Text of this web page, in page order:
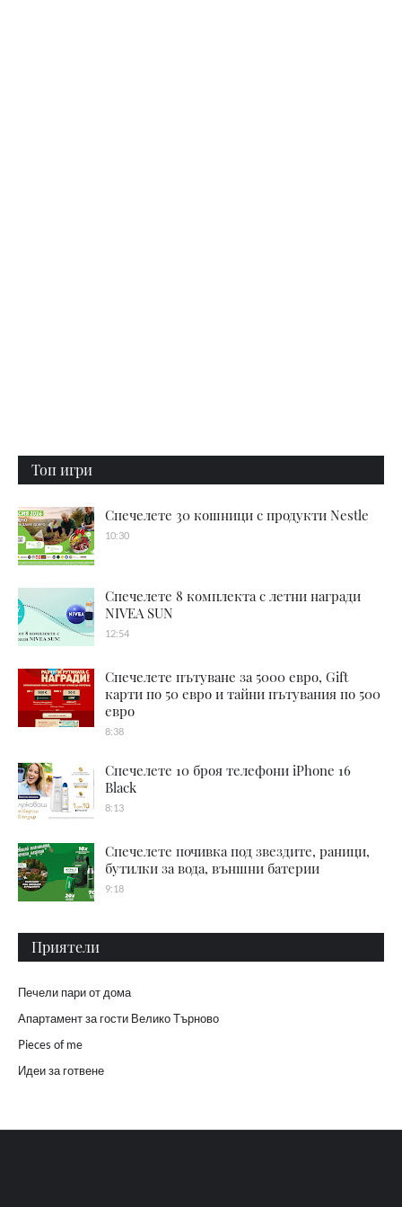
Топ игри
Спечелете 30 кошници с продукти Nestle
10:30
Спечелете 8 комплекта с летни награди
NIVEA SUN
12:54
Спечелете пътуване за 5000 евро, Gift
карти по 50 евро и тайни пътувания по 500
евро
8:38
Спечелете 10 броя телефони iPhone 16
Black
8:13
Спечелете почивка под звездите, раници,
бутилки за вода, външни батерии
9:18
Приятели
Печели пари от дома
Апартамент за гости Велико Търново
Pieces of me
Идеи за готвене